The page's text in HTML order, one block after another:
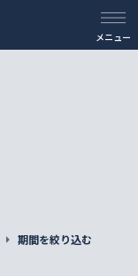
メニュー
期間を絞り込む